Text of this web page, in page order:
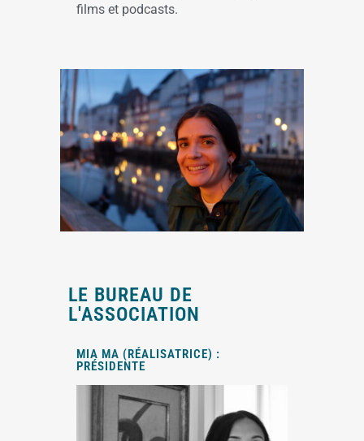
films et podcasts.
LE BUREAU DE
L'ASSOCIATION
MIA MA (RÉALISATRICE) :
PRÉSIDENTE